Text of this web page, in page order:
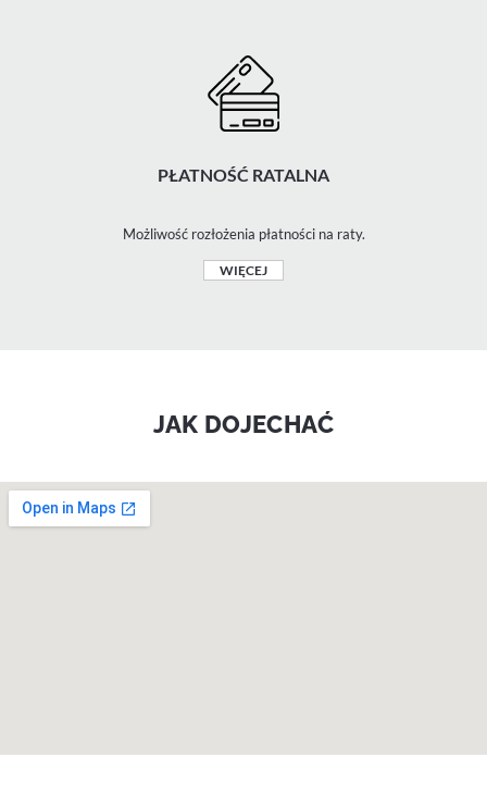
PŁATNOŚĆ RATALNA
Możliwość rozłożenia płatności na raty.
WIĘCEJ
JAK DOJECHAĆ